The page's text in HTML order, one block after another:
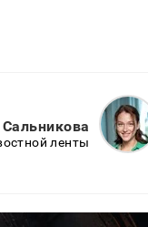
ленты